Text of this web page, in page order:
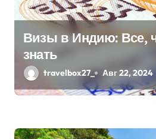
Визы в Индию: Все,
знать
travelbox27_ Авг 22, 2024